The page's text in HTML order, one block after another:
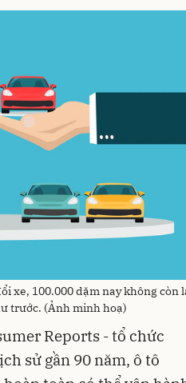
xe, 100.000 dặm nay không còn
trước. (Ảnh minh hoạ)
Reports - tổ chức
sử gần 90 năm, ô tô